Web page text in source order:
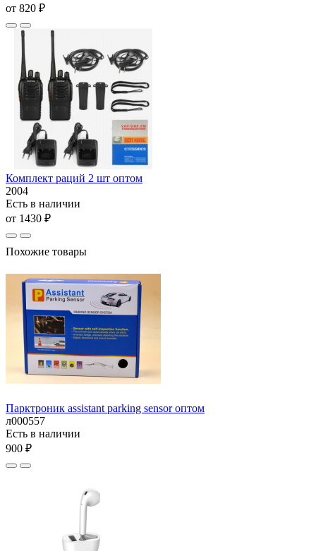
от 820 ₽
Комплект раций 2 шт оптом
2004
Есть в наличии
от 1430 ₽
Похожие товары
Парктроник assistant parking sensor оптом
л000557
Есть в наличии
900 ₽